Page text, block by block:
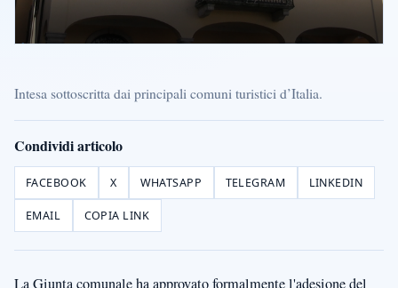
Intesa sottoscritta dai principali comuni turistici d’Italia.
Condividi articolo
FACEBOOK X WHATSAPP TELEGRAM LINKEDIN
EMAIL COPIA LINK
La Giunta comunale ha approvato formalmente l'adesione del